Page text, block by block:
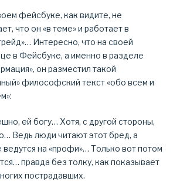
фейсбуке, как видите, не
что он «в теме» и работает в
Интересно, что на своей
в Фейсбуке, а именно в разделе
он разместил такой
философский текст «обо всем и
ей богу… Хотя, с другой стороны,
Ведь люди читают этот бред, а
ведутся на «профи»… Только вот потом
правда без толку, как показывает
пострадавших.